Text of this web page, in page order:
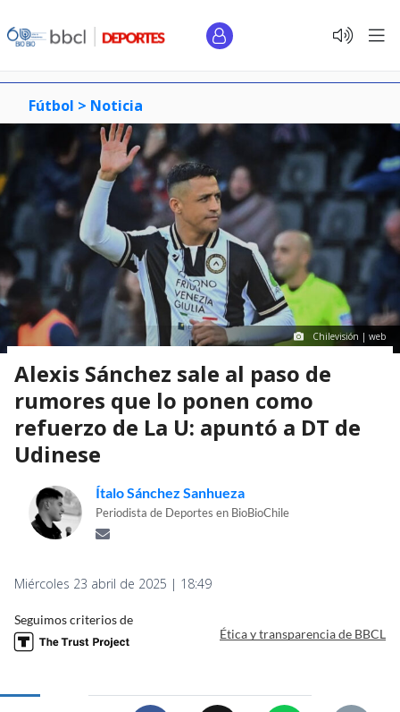
Fútbol > Noticia
Chilevisión | web
Alexis Sánchez sale al paso de
rumores que lo ponen como
refuerzo de La U: apuntó a DT de
Udinese
Ítalo Sánchez Sanhueza
Periodista de Deportes en BioBioChile
Miércoles 23 abril de 2025 | 18:49
Seguimos criterios de
Ética y transparencia de BBCL